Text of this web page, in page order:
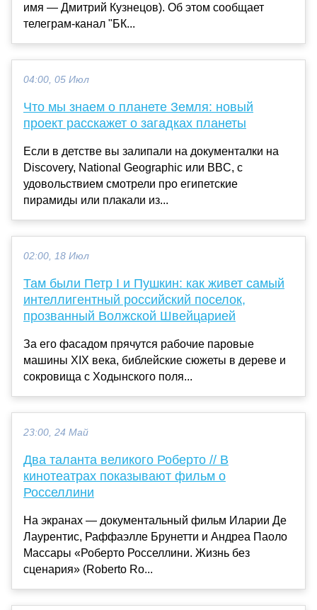
имя — Дмитрий Кузнецов). Об этом сообщает
телеграм-канал "БК...
04:00, 05 Июл
Что мы знаем о планете Земля: новый
проект расскажет о загадках планеты
Если в детстве вы залипали на документалки на
Discovery, National Geographic или BBC, с
удовольствием смотрели про египетские
пирамиды или плакали из...
02:00, 18 Июл
Там были Петр I и Пушкин: как живет самый
интеллигентный российский поселок,
прозванный Волжской Швейцарией
За его фасадом прячутся рабочие паровые
машины XIX века, библейские сюжеты в дереве и
сокровища с Ходынского поля...
23:00, 24 Май
Два таланта великого Роберто // В
кинотеатрах показывают фильм о
Росселлини
На экранах — документальный фильм Иларии Де
Лаурентис, Раффаэлле Брунетти и Андреа Паоло
Массары «Роберто Росселлини. Жизнь без
сценария» (Roberto Ro...